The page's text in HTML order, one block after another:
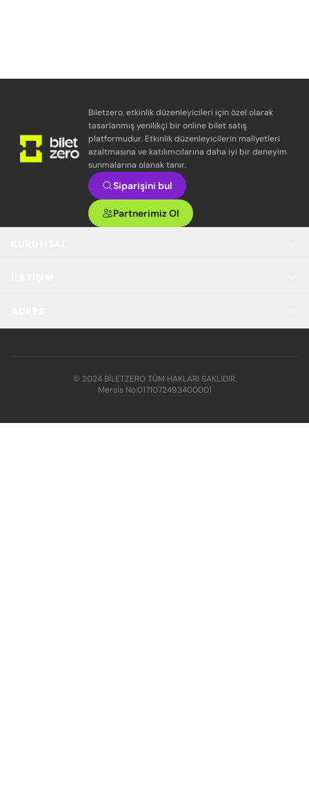
Biletzero, etkinlik düzenleyicileri için özel olarak
tasarlanmış yenilikçi bir online bilet satış
platformudur. Etkinlik düzenleyicilerin maliyetleri
azaltmasına ve katılımcılarına daha iyi bir deneyim
sunmalarına olanak tanır.
Siparişini bul
Partnerimiz Ol
© 2024 BİLETZERO TÜM HAKLARI SAKLIDIR.
Mersis No:0171072493400001